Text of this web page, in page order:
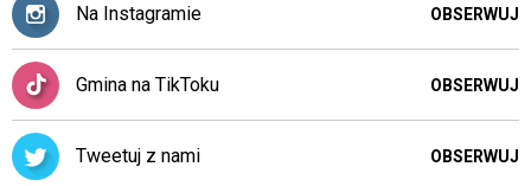
Na Instagramie OBSERWUJ
Gmina na TikToku OBSERWUJ
Tweetuj z nami OBSERWUJ